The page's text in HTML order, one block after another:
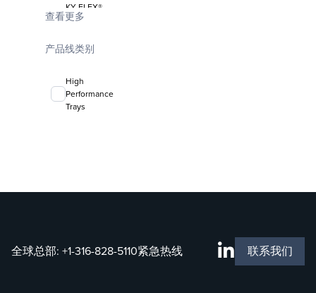
KY-FLEX®
liquid-liquid
media
random
packing
查看更多
产品线类别
High
Performance
Trays
全球总部: +1-316-828-5110紧急热线 联系我们